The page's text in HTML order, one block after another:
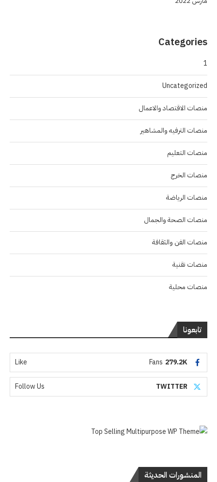
Categories
1
Uncategorized
منصات الاقتصاد والاعمال
منصات الترفيه والمشاهير
منصات التعليم
منصات الخرج
منصات الرياضة
منصات الصحة والجمال
منصات الفن والثقافة
منصات تقنية
منصات محلية
تابعونا
279.2K
Fans
Like
TWITTER
Follow Us
المنشورات الحديثة